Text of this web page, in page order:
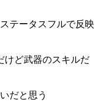
テータスフルで反映
けど武器のスキルだ
だと思う